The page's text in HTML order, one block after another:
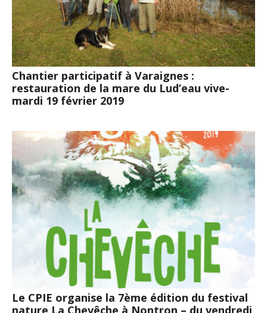
Chantier participatif à Varaignes :
restauration de la mare du Lud’eau vive-
mardi 19 février 2019
Le CPIE organise la 7ème édition du festival
nature La Chevêche à Nontron – du vendredi